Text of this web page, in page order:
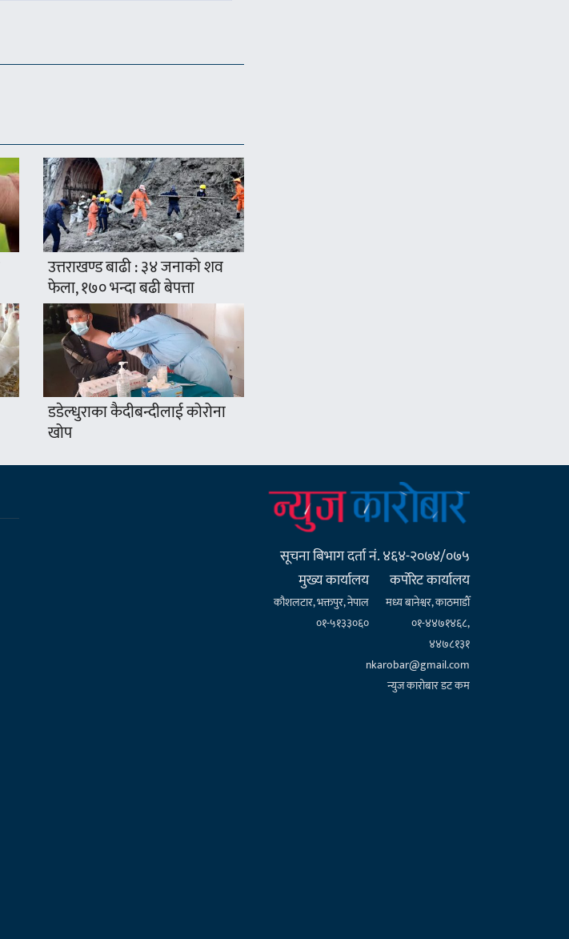
उत्तराखण्ड बाढी : ३४ जनाको शव
फेला, १७० भन्दा बढी बेपत्ता
डडेल्धुराका कैदीबन्दीलाई कोरोना
खोप
सूचना बिभाग दर्ता नं. ४६४-२०७४/०७५
मुख्य कार्यालय
कौशलटार, भक्तपुर, नेपाल
०१-५१३३०६०
कर्पाेरेट कार्यालय
मध्य बानेश्वर, काठमाडौँ
०१-४४७१४६८,
४४७८१३१
nkarobar@gmail.com
न्युज कारोबार डट कम